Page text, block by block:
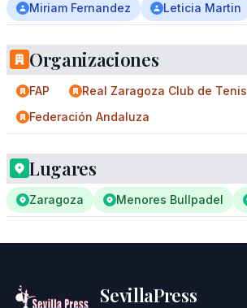
Miriam Fernandez
Leticia Martin
Organizaciones
FAP
Real Zaragoza Club de Tenis
Federación Andaluza
Lugares
Zaragoza Menores Bullpadel
SevillaPress